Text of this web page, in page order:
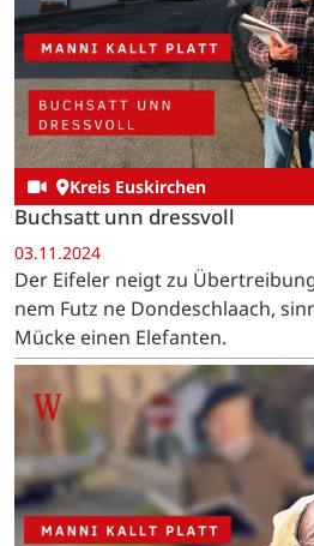
Kreis Euskirchen
Buchsatt unn dressvoll
03.11.2024
Der Eifeler neigt zu
nem Futz ne Dondeschlaach,
Mücke einen Elefanten.